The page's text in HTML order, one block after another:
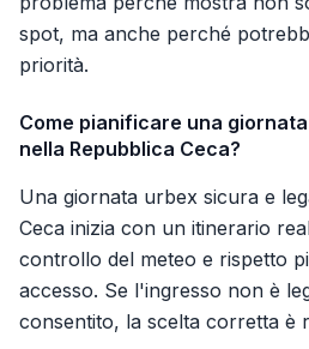
spot, ma anche perché
priorità.
Come pianificare una
nella Repubblica Ceca?
Una giornata urbex sicura e
Ceca inizia con un itinerario
controllo del meteo e rispetto
accesso. Se l'ingresso non è
consentito, la scelta corretta è